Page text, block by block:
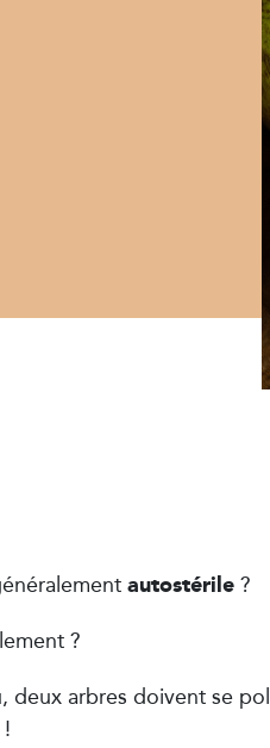
autostérile?
?
arbres doivent se